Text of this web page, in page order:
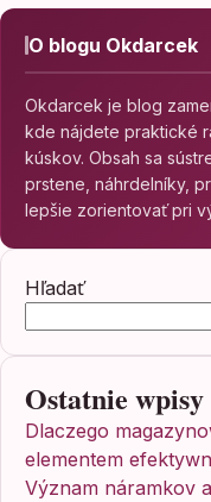
O blogu Okdarcek
Okdarcek je blog
kde nájdete praktické
kúskov. Obsah sa
prstene, náhrdelníky,
lepšie zorientovať pri
Hľadať
Ostatnie wpisy
Dlaczego
elementem
Význam náramkov